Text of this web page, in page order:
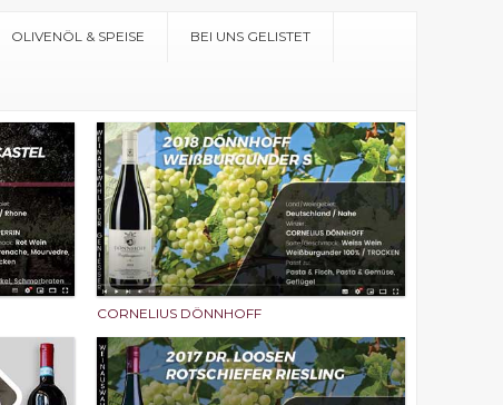
OLIVENÖL & SPEISE BEI UNS GELISTET
CORNELIUS DÖNNHOFF